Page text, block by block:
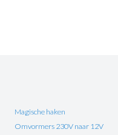
Magische haken
Omvormers 230V naar 12V